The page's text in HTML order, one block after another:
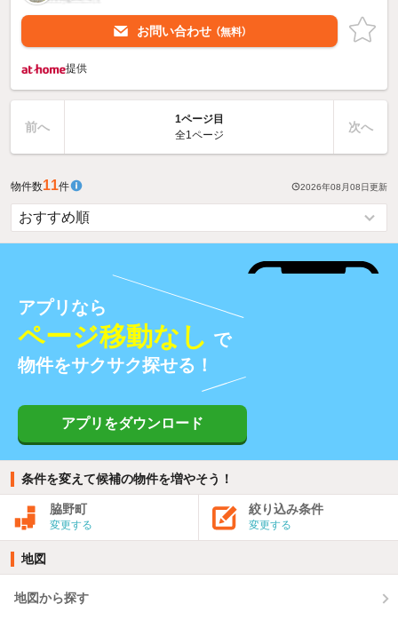
お問い合わせ （無料）
提供
前へ
1ページ目
全1ページ
次へ
物件数11件 2026年08月08日更新
アプリなら
ページ移動なし で
物件をサクサク探せる！
アプリをダウンロード
条件を変えて候補の物件を増やそう！
脇野町
変更する
絞り込み条件
変更する
地図
地図から探す